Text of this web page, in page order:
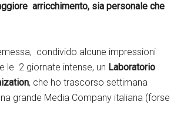
arricchimento, sia personale che
condivido alcune impressioni
le 2 giornate intense, un Laboratorio
, che ho trascorso settimana
grande Media Company italiana (forse